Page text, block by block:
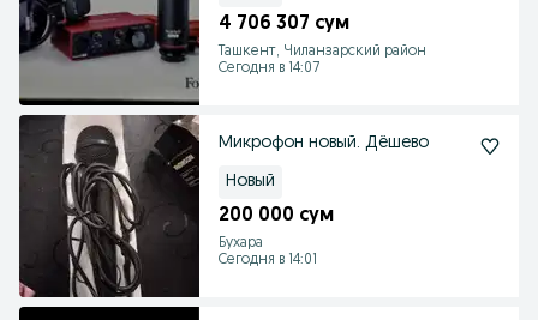
4 706 307 сум
Ташкент, Чиланзарский район
Сегодня в 14:07
Микрофон новый. Дёшево
Новый
200 000 сум
Бухара
Сегодня в 14:01